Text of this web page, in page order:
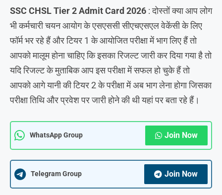
SSC CHSL Tier 2 Admit Card 2026 : दोस्तों क्या आप लोग
भी कर्मचारी चयन आयोग के एसएससी सीएचएसएल वेकेंसी के लिए
फॉर्म भर रहे हैं और टियर 1 के आयोजित परीक्षा में भाग लिए हैं तो
आपको मालूम होना चाहिए कि इसका रिजल्ट जारी कर दिया गया है तो
यदि रिजल्ट के मुताबिक आप इस परीक्षा में सफल हो चुके हैं तो
आपको आगे यानी की टियर 2 के परीक्षा में अब भाग लेना होगा जिसका
परीक्षा तिथि और प्रवेश पर जारी होने की थी यहां पर बता रहे हैं।
WhatsApp Group Join Now
Telegram Group Join Now